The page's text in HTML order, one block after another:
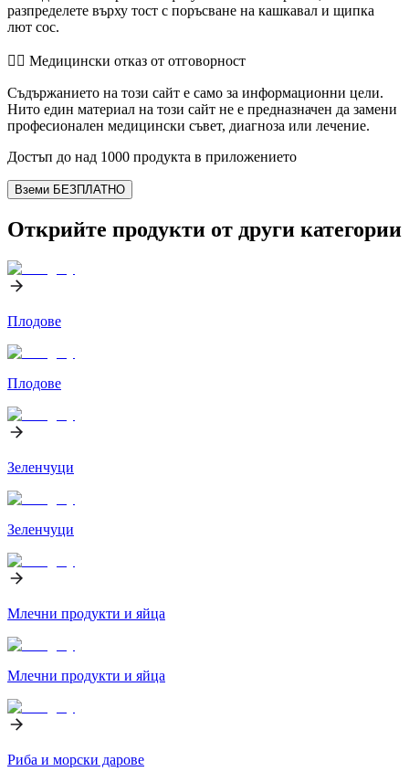
разпределете върху тост с поръсване на кашкавал и щипка
лют сос.
👨‍⚕️️ Медицински отказ от отговорност
Съдържанието на този сайт е само за информационни цели.
Нито един материал на този сайт не е предназначен да замени
професионален медицински съвет, диагноза или лечение.
Достъп до над 1000 продукта в приложението
Вземи БЕЗПЛАТНО
Открийте продукти от други категории
Плодове
Плодове
Зеленчуци
Зеленчуци
Млечни продукти и яйца
Млечни продукти и яйца
Риба и морски дарове